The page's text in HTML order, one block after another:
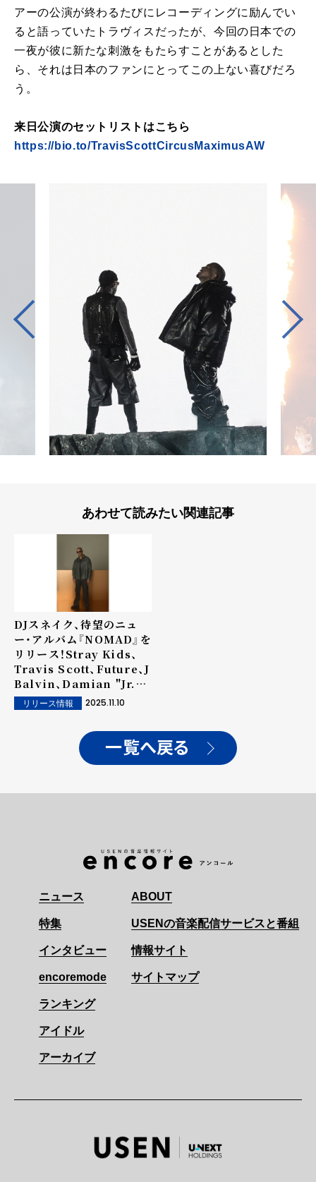
アーの公演が終わるたびにレコーディングに励んでい
ると語っていたトラヴィスだったが、今回の日本での
一夜が彼に新たな刺激をもたらすことがあるとした
ら、それは日本のファンにとってこの上ない喜びだろ
う。
来日公演のセットリストはこちら
https://bio.to/TravisScottCircusMaximusAW
あわせて読みたい関連記事
DJスネイク、待望のニュ
ー・アルバム『NOMAD』を
リリース！Stray Kids、
Travis Scott、Future、J
Balvin、Damian "Jr.
Gong" Marleyほか豪華
アーティストが参加
リリース情報 2025.11.10
一覧へ戻る
ニュース
特集
インタビュー
encoremode
ランキング
アイドル
アーカイブ
ABOUT
USENの音楽配信サービスと番組
情報サイト
サイトマップ